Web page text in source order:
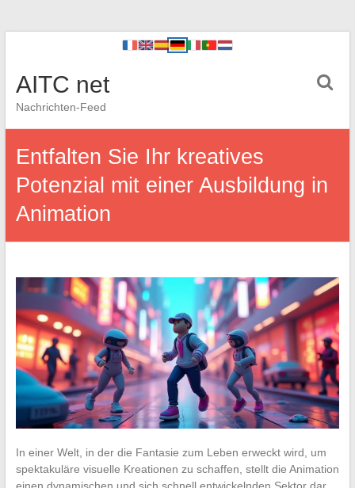
AITC net
Nachrichten-Feed
Entfalten Sie Ihr kreatives
Potenzial mit einer Ausbildung in
Animation
In einer Welt, in der die Fantasie zum Leben erweckt wird, um
spektakuläre visuelle Kreationen zu schaffen, stellt die Animation